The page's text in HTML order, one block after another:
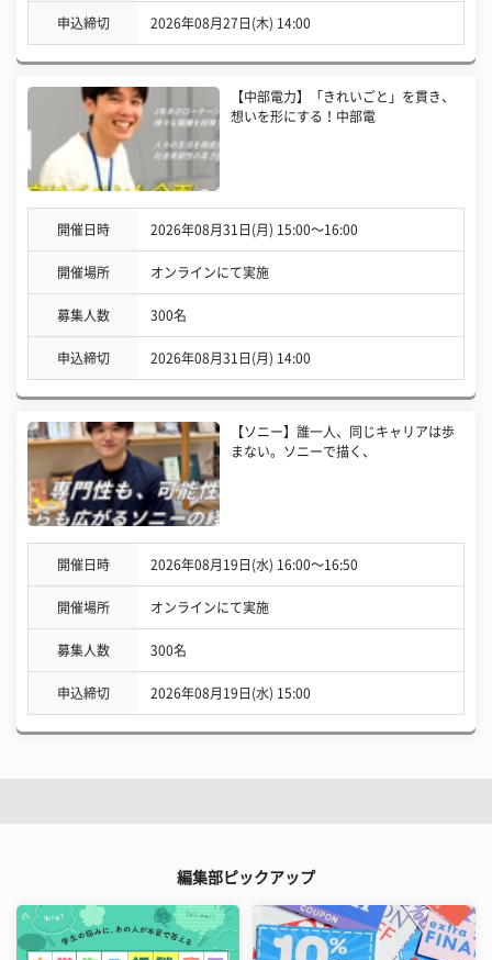
申込締切 2026年08月27日(木) 14:00
【中部電力】「きれいごと」を貫き、
想いを形にする！中部電
開催日時 2026年08月31日(月) 15:00〜16:00
開催場所 オンラインにて実施
募集人数 300名
申込締切 2026年08月31日(月) 14:00
【ソニー】誰一人、同じキャリアは歩
まない。ソニーで描く、
開催日時 2026年08月19日(水) 16:00〜16:50
開催場所 オンラインにて実施
募集人数 300名
申込締切 2026年08月19日(水) 15:00
編集部ピックアップ